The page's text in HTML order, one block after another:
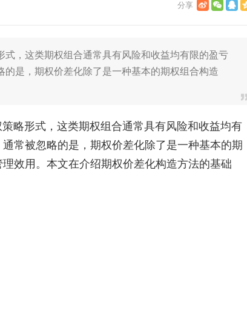
，这类期权组合通常具有风险和收益均有限的盈亏
是，期权价差化除了是一种基本的期权组合构造
略形式，这类期权组合通常具有风险和收益均有
常被忽略的是，期权价差化除了是一种基本的期
效用。本文在介绍期权价差化构造方法的基础